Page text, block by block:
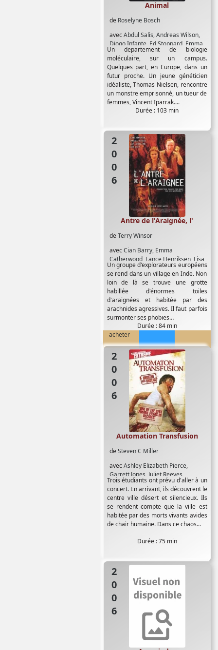
de Roselyne Bosch
avecAbdul Salis,Andreas Wilson,
Diogo Infante, Ed Stoppard, Emma
Griffiths Malin
Animal
Un departement de biologie
moléculaire, sur un campus.
Quelques part, en Europe, dans un
futur proche. Un jeune généticien
idéaliste, Thomas Nielsen, rencontre
un monstre emprisonné, un tueur de
femmes, Vincent Iparrak....
Durée : 103 min
2006
deTerry Winsor
avecCian Barry, Emma
Catherwood, Lance Henriksen, Lisa
Livingstone,Sohrab Ardeshir
Antre de l'Araignée, l'
Un groupe d'explorateurs européens
se rend dans un village en Inde. Non
loin de là se trouve une grotte
habillée d'énormes toiles
d'araignées et habitée par des
arachnides agressives. Il faut parfois
surmonter ses phobies…
Durée : 84 min
acheter
2006
deSteven C Miller
avecAshley Elizabeth Pierce,
Garrett Jones Juliet Reeves
Automation Transfusion
Trois étudiants ont prévu d'aller à un
concert. En arrivant, ils découvrent le
centre ville désert et silencieux. Ils
se rendent compte que la ville est
habitée par des morts vivants avides
de chair humaine. Dans ce chaos...
Durée : 75 min
2006